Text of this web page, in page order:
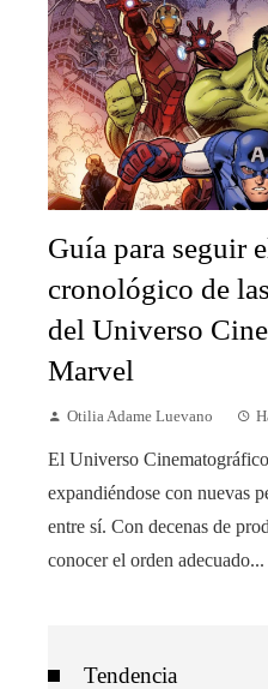
Guía para seguir
cronológico de
del Universo
Marvel
Otilia Adame Luevano
El Universo
expandiéndose con nuevas
entre sí. Con decenas de
conocer el orden adecuado...
Tendencia